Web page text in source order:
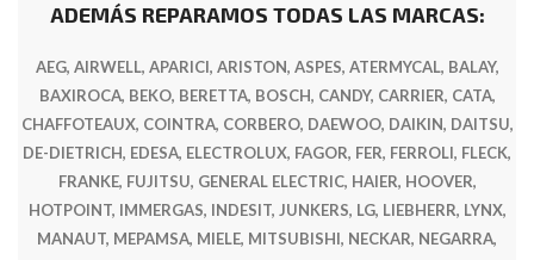
ADEMÁS REPARAMOS TODAS LAS MARCAS:
AEG, AIRWELL, APARICI, ARISTON, ASPES, ATERMYCAL, BALAY,
BAXIROCA, BEKO, BERETTA, BOSCH, CANDY, CARRIER, CATA,
CHAFFOTEAUX, COINTRA, CORBERO, DAEWOO, DAIKIN, DAITSU,
DE-DIETRICH, EDESA, ELECTROLUX, FAGOR, FER, FERROLI, FLECK,
FRANKE, FUJITSU, GENERAL ELECTRIC, HAIER, HOOVER,
HOTPOINT, IMMERGAS, INDESIT, JUNKERS, LG, LIEBHERR, LYNX,
MANAUT, MEPAMSA, MIELE, MITSUBISHI, NECKAR, NEGARRA,